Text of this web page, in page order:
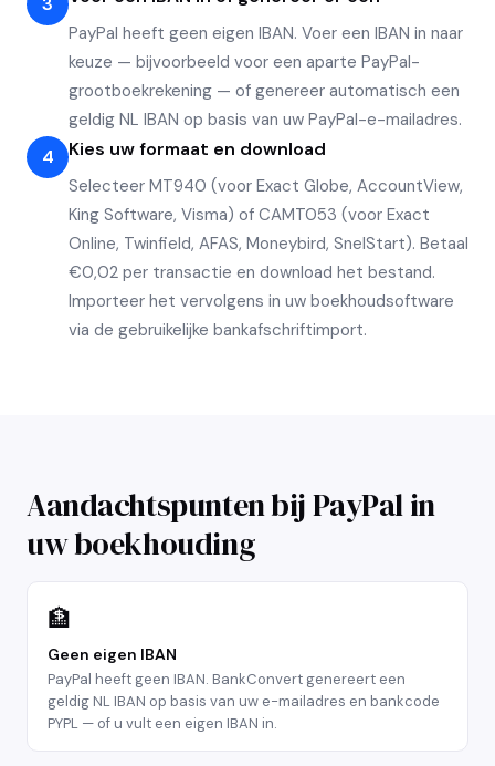
PayPal heeft geen eigen IBAN. Voer een IBAN in naar
keuze — bijvoorbeeld voor een aparte PayPal-
grootboekrekening — of genereer automatisch een
geldig NL IBAN op basis van uw PayPal-e-mailadres.
4 Kies uw formaat en download
Selecteer MT940 (voor Exact Globe, AccountView,
King Software, Visma) of CAMT053 (voor Exact
Online, Twinfield, AFAS, Moneybird, SnelStart). Betaal
€0,02 per transactie en download het bestand.
Importeer het vervolgens in uw boekhoudsoftware
via de gebruikelijke bankafschriftimport.
Aandachtspunten bij PayPal in
uw boekhouding
🏦
Geen eigen IBAN
PayPal heeft geen IBAN. BankConvert genereert een
geldig NL IBAN op basis van uw e-mailadres en bankcode
PYPL — of u vult een eigen IBAN in.